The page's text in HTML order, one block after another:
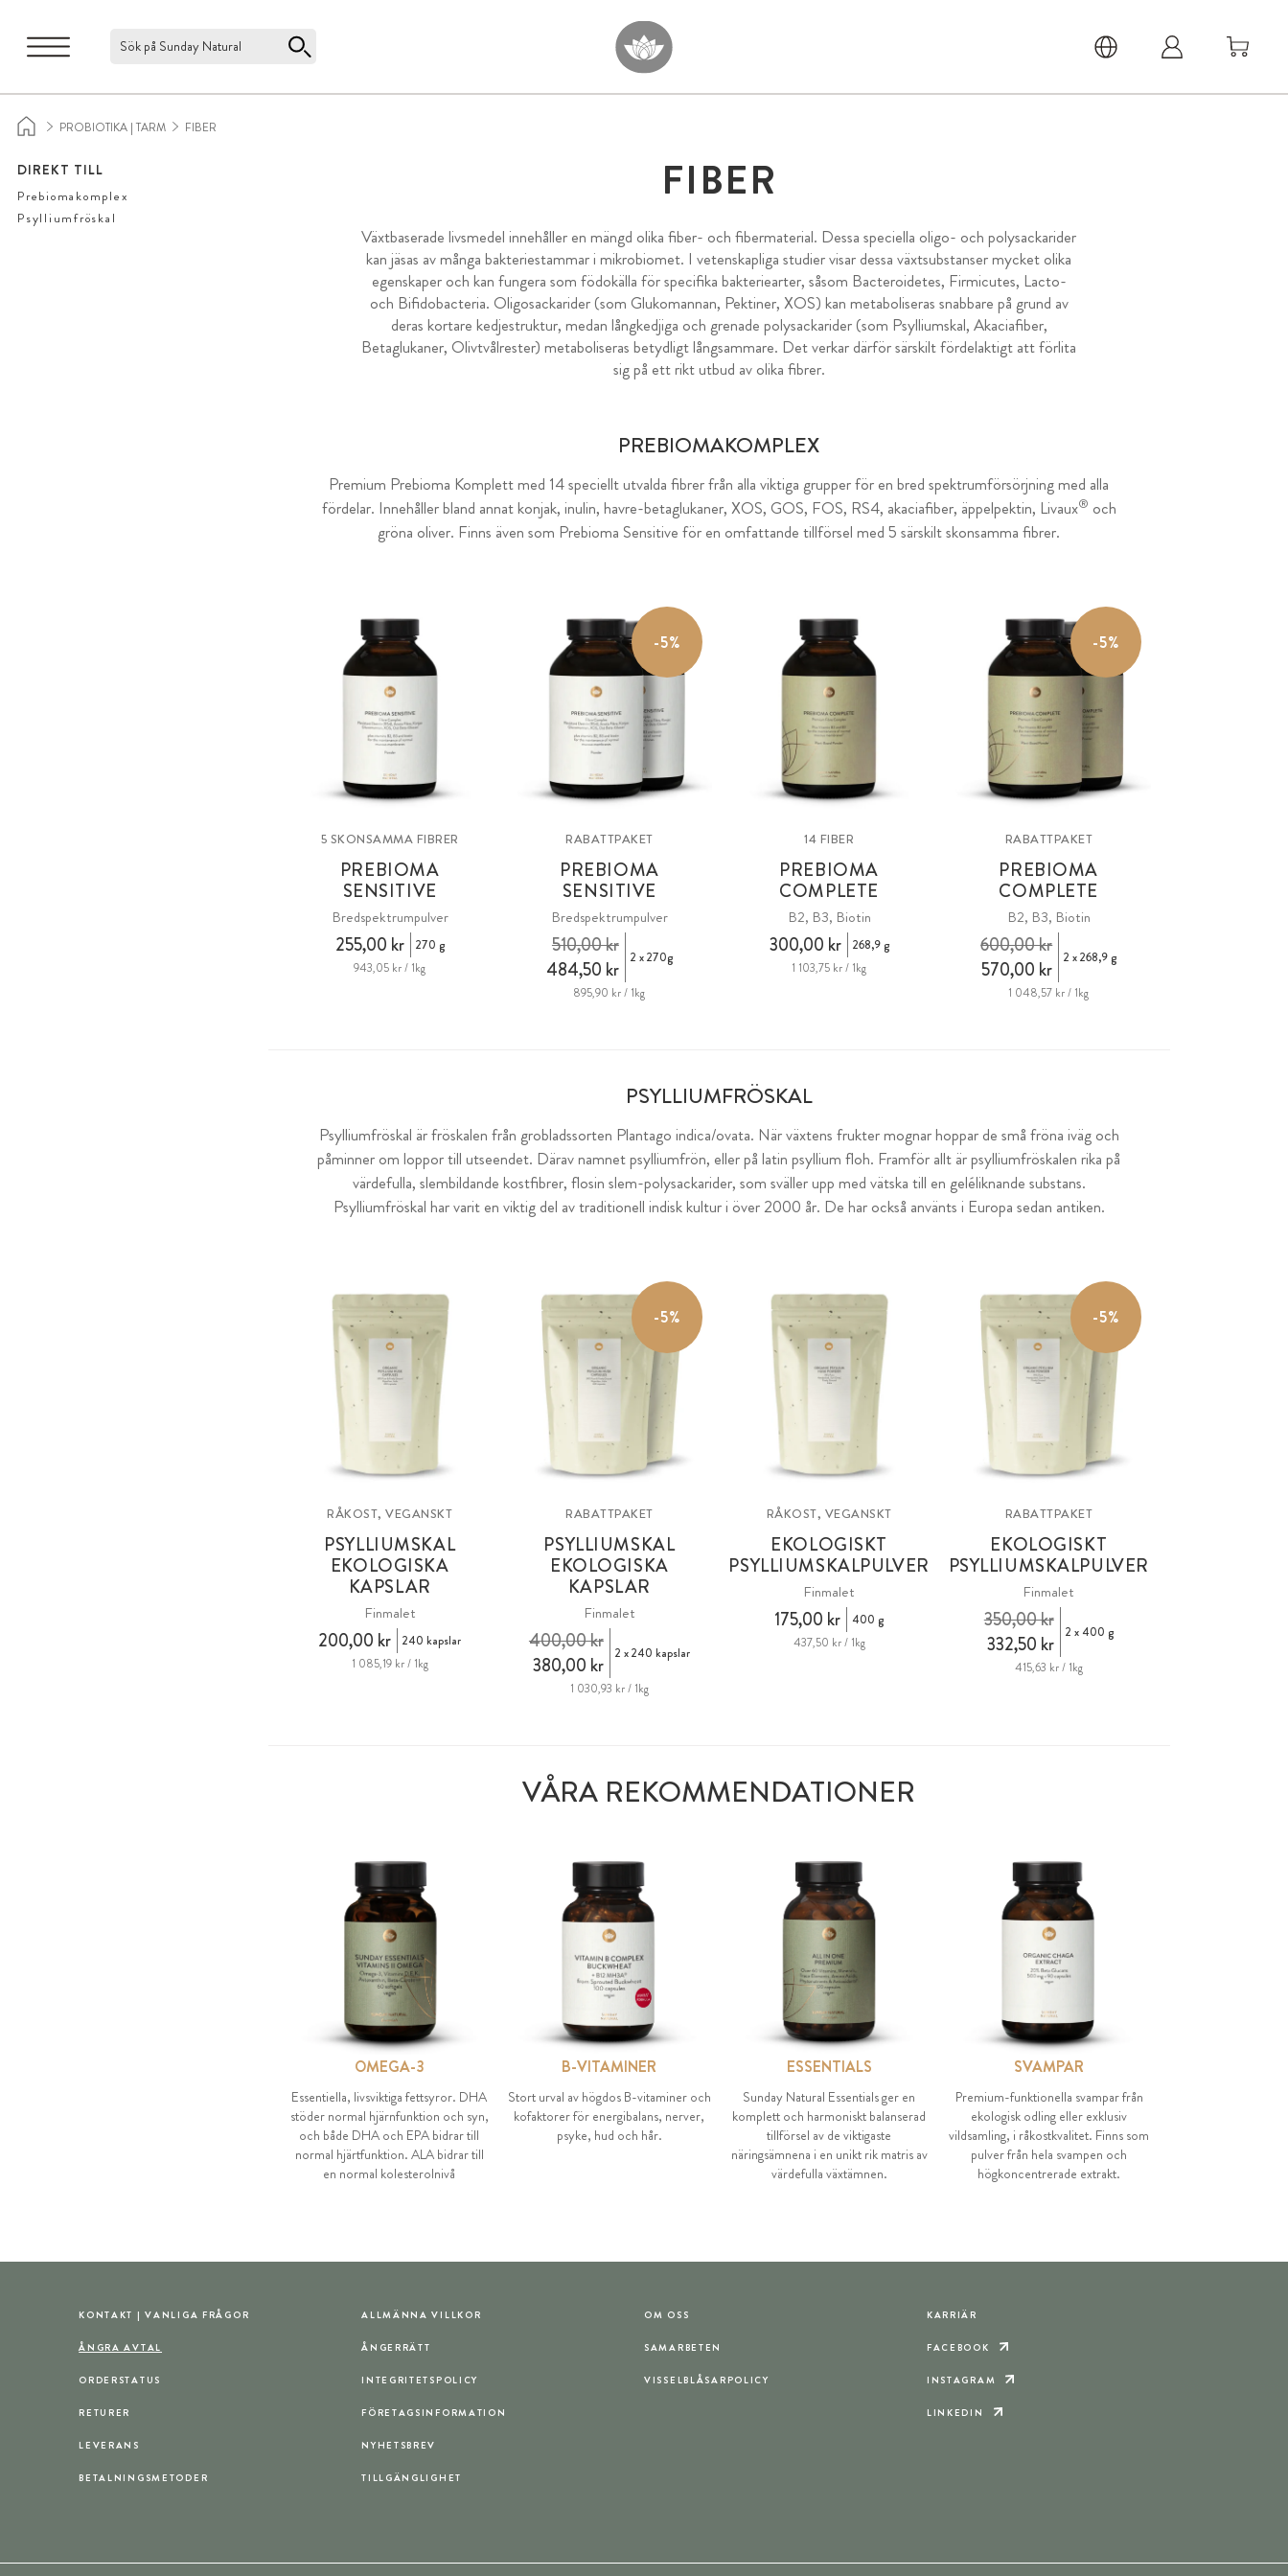
Sök på Sunday Natural
PROBIOTIKA | TARM FIBER
FIBER
Växtbaserade livsmedel innehåller en mängd olika fiber- och fibermaterial. Dessa speciella oligo- och polysackarider
kan jäsas av många bakteriestammar i mikrobiomet. I vetenskapliga studier visar dessa växtsubstanser mycket olika
egenskaper och kan fungera som födokälla för specifika bakteriearter, såsom Bacteroidetes, Firmicutes, Lacto-
och Bifidobacteria. Oligosackarider (som Glukomannan, Pektiner, XOS) kan metaboliseras snabbare på grund av
deras kortare kedjestruktur, medan långkedjiga och grenade polysackarider (som Psylliumskal, Akaciafiber,
Betaglukaner, Olivtvålrester) metaboliseras betydligt långsammare. Det verkar därför särskilt fördelaktigt att förlita
sig på ett rikt utbud av olika fibrer.
PREBIOMAKOMPLEX
Premium Prebioma Komplett med 14 speciellt utvalda fibrer från alla viktiga grupper för en bred spektrumförsörjning med alla
fördelar. Innehåller bland annat konjak, inulin, havre-betaglukaner, XOS, GOS, FOS, RS4, akaciafiber, äppelpektin, Livaux® och
gröna oliver. Finns även som Prebioma Sensitive för en omfattande tillförsel med 5 särskilt skonsamma fibrer.
5 SKONSAMMA FIBRER
PREBIOMA
SENSITIVE
Bredspektrumpulver
255,00 kr
270 g
943,05 kr / 1kg
-5%
RABATTPAKET
PREBIOMA
SENSITIVE
Bredspektrumpulver
484,50 kr
510,00 kr 2 x 270g
895,90 kr / 1kg
14 FIBER
PREBIOMA
COMPLETE
B2, B3, Biotin
300,00 kr
268,9 g
1 103,75 kr / 1kg
-5%
RABATTPAKET
PREBIOMA
COMPLETE
B2, B3, Biotin
570,00 kr
600,00 kr 2 x 268,9 g
1 048,57 kr / 1kg
PSYLLIUMFRÖSKAL
Psylliumfröskal är fröskalen från grobladssorten Plantago indica/ovata. När växtens frukter mognar hoppar de små fröna iväg och
påminner om loppor till utseendet. Därav namnet psylliumfrön, eller på latin psyllium floh. Framför allt är psylliumfröskalen rika på
värdefulla, slembildande kostfibrer, flosin slem-polysackarider, som sväller upp med vätska till en geléliknande substans.
Psylliumfröskal har varit en viktig del av traditionell indisk kultur i över 2000 år. De har också använts i Europa sedan antiken.
RÅKOST, VEGANSKT
PSYLLIUMSKAL
EKOLOGISKA
KAPSLAR
Finmalet
200,00 kr
240 kapslar
1 085,19 kr / 1kg
-5%
RABATTPAKET
PSYLLIUMSKAL
EKOLOGISKA
KAPSLAR
Finmalet
380,00 kr
400,00 kr 2 x 240 kapslar
1 030,93 kr / 1kg
RÅKOST, VEGANSKT
EKOLOGISKT
PSYLLIUMSKALPULVER
Finmalet
175,00 kr
400 g
437,50 kr / 1kg
-5%
RABATTPAKET
EKOLOGISKT
PSYLLIUMSKALPULVER
Finmalet
332,50 kr
350,00 kr 2 x 400 g
415,63 kr / 1kg
VÅRA REKOMMENDATIONER
OMEGA-3
Essentiella, livsviktiga fettsyror. DHA
stöder normal hjärnfunktion och syn,
och både DHA och EPA bidrar till
normal hjärtfunktion. ALA bidrar till
en normal kolesterolnivå
B-VITAMINER
Stort urval av högdos B-vitaminer och
kofaktorer för energibalans, nerver,
psyke, hud och hår.
ESSENTIALS
Sunday Natural Essentials ger en
komplett och harmoniskt balanserad
tillförsel av de viktigaste
näringsämnena i en unikt rik matris av
värdefulla växtämnen.
SVAMPAR
Premium-funktionella svampar från
ekologisk odling eller exklusiv
vildsamling, i råkostkvalitet. Finns som
pulver från hela svampen och
högkoncentrerade extrakt.
DIREKT TILL
Prebiomakomplex
Psylliumfröskal
KONTAKT | VANLIGA FRÅGOR
ÅNGRA AVTAL
ORDERSTATUS
RETURER
LEVERANS
BETALNINGSMETODER
ALLMÄNNA VILLKOR
ÅNGERRÄTT
INTEGRITETSPOLICY
FÖRETAGSINFORMATION
NYHETSBREV
TILLGÄNGLIGHET
OM OSS
SAMARBETEN
VISSELBLÅSARPOLICY
KARRIÄR
FACEBOOK
INSTAGRAM
LINKEDIN